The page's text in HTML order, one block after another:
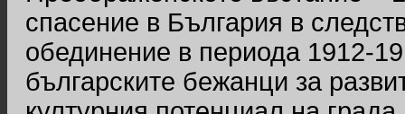
спасение в България в
обединение в периода 1912-
българските бежанци за